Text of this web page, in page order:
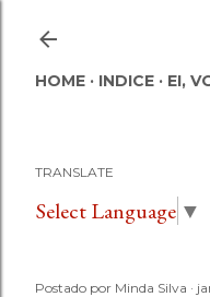
HOME INDICE EI,
TRANSLATE
Select Language ▼
Postado por Minda Silva